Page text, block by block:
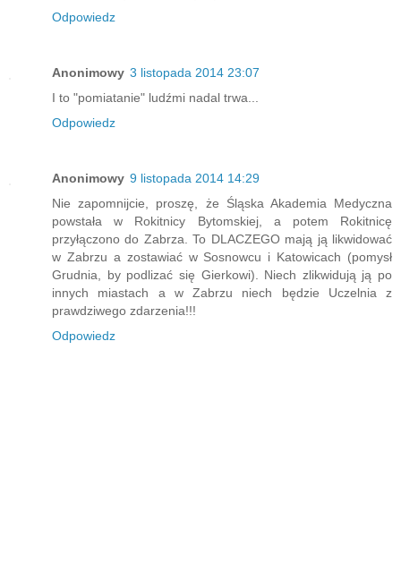
Odpowiedz
Anonimowy 3 listopada 2014 23:07
I to "pomiatanie" ludźmi nadal trwa...
Odpowiedz
Anonimowy 9 listopada 2014 14:29
Nie zapomnijcie, proszę, że Śląska Akademia Medyczna
powstała w Rokitnicy Bytomskiej, a potem Rokitnicę
przyłączono do Zabrza. To DLACZEGO mają ją likwidować
w Zabrzu a zostawiać w Sosnowcu i Katowicach (pomysł
Grudnia, by podlizać się Gierkowi). Niech zlikwidują ją po
innych miastach a w Zabrzu niech będzie Uczelnia z
prawdziwego zdarzenia!!!
Odpowiedz